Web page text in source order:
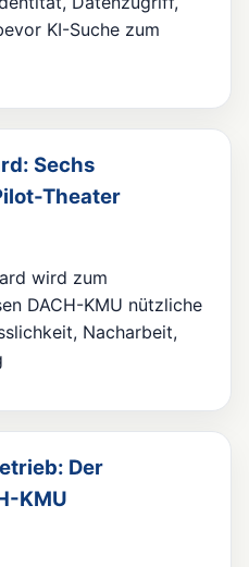
KI-Suche zum
Sechs
Theater
wird zum
DACH-KMU nützliche
Nacharbeit,
Der
KMU